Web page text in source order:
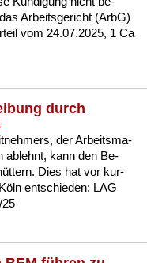
Ar­beits­ge­richt (ArbG)
vom 24.07.2025, 1 Ca
durch
der Ar­beits­ma­
ab­lehnt, kann den Be­
Dies hat vor kur­
ent­schie­den: LAG
25